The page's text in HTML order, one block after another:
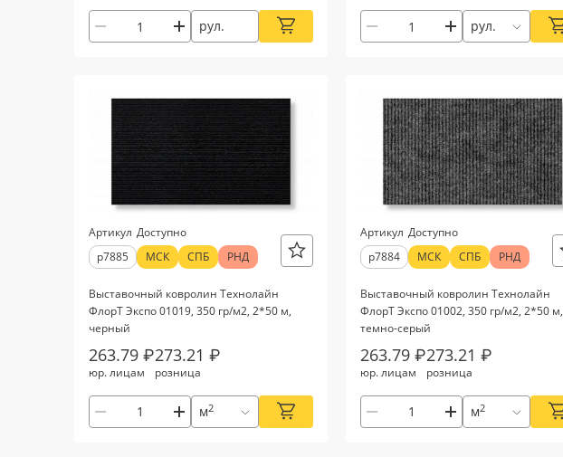
рул. рул.
Артикул
р7885
Доступно
МСК
СПБ РНД
Выставочный ковролин Технолайн
ФлорТ Экспо 01019, 350 гр/м2, 2*50 м,
черный
263.79 ₽
юр. лицам
273.21 ₽
розница
м2
Артикул
р7884
Доступно
МСК
СПБ РНД
Выставочный ковролин Технолайн
ФлорТ Экспо 01002, 350 гр/м2, 2*50 м,
темно-серый
263.79 ₽
юр. лицам
273.21 ₽
розница
м2